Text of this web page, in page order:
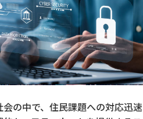
の中で、住民課題への対応迅速